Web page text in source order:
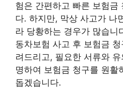
험은 간편하고 빠른 보험금
다. 하지만, 막상 사고가 나
라 당황하는 경우가 많습니
동차보험 사고 후 보험금
려드리고, 필요한 서류와
명하여 보험금 청구를 원활
돕겠습니다.